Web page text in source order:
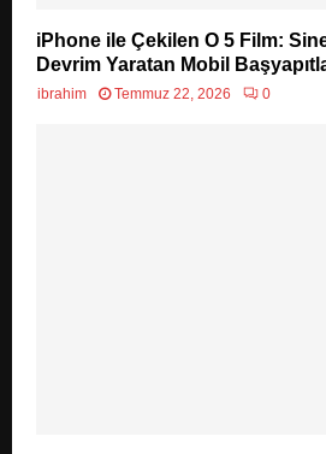
iPhone ile Çekilen O 5 Film:
Devrim Yaratan Mobil
ibrahim Temmuz 22, 2026 0